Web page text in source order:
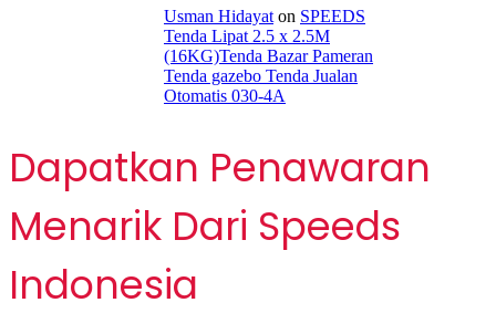
Usman Hidayat on SPEEDS
Tenda Lipat 2.5 x 2.5M
(16KG)Tenda Bazar Pameran
Tenda gazebo Tenda Jualan
Otomatis 030-4A
Dapatkan Penawaran
Menarik Dari Speeds
Indonesia